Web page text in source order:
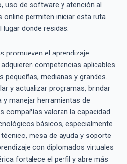
uso de software y atención al
online permiten iniciar esta ruta
donde residas.
promueven el aprendizaje
competencias aplicables
pequeñas, medianas y grandes.
y actualizar programas, brindar
manejar herramientas de
compañías valoran la capacidad
básicos, especialmente
mesa de ayuda y soporte
con diplomados virtuales
fortalece el perfil y abre más